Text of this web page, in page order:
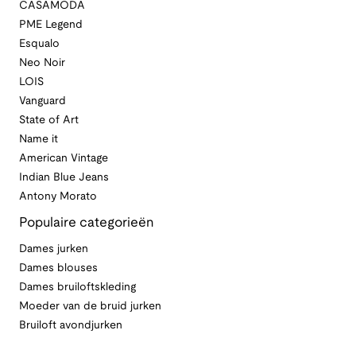
CASAMODA
PME Legend
Esqualo
Neo Noir
LOIS
Vanguard
State of Art
Name it
American Vintage
Indian Blue Jeans
Antony Morato
Populaire categorieën
Dames jurken
Dames blouses
Dames bruiloftskleding
Moeder van de bruid jurken
Bruiloft avondjurken